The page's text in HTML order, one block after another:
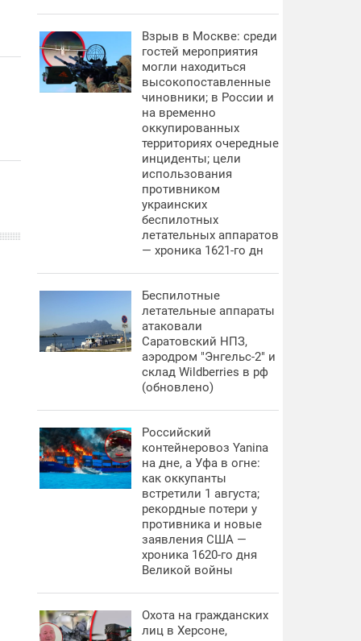
Взрыв в Москве: среди
гостей мероприятия
могли находиться
высокопоставленные
чиновники; в России и
на временно
оккупированных
территориях очередные
инциденты; цели
использования
противником
украинских
беспилотных
летательных аппаратов
— хроника 1621-го дн
Беспилотные
летательные аппараты
атаковали
Саратовский НПЗ,
аэродром "Энгельс-2" и
склад Wildberries в рф
(обновлено)
Российский
контейнеровоз Yanina
на дне, а Уфа в огне:
как оккупанты
встретили 1 августа;
рекордные потери у
противника и новые
заявления США —
хроника 1620-го дня
Великой войны
Охота на гражданских
лиц в Херсоне,